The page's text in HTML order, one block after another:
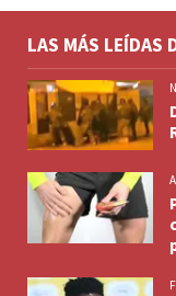
LAS MÁS LEÍDAS